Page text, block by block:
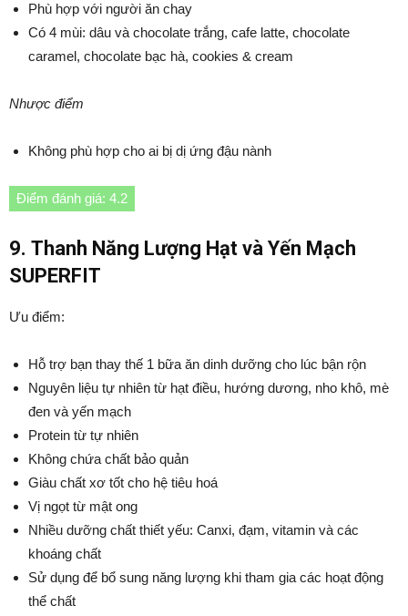
Phù hợp với người ăn chay
Có 4 mùi: dâu và chocolate trắng, cafe latte, chocolate
caramel, chocolate bạc hà, cookies & cream
Nhược điểm
Không phù hợp cho ai bị dị ứng đậu nành
Điểm đánh giá: 4.2
9. Thanh Năng Lượng Hạt và Yến Mạch
SUPERFIT
Ưu điểm:
Hỗ trợ bạn thay thế 1 bữa ăn dinh dưỡng cho lúc bận rộn
Nguyên liệu tự nhiên từ hạt điều, hướng dương, nho khô, mè
đen và yến mạch
Protein từ tự nhiên
Không chứa chất bảo quản
Giàu chất xơ tốt cho hệ tiêu hoá
Vị ngọt từ mật ong
Nhiều dưỡng chất thiết yếu: Canxi, đạm, vitamin và các
khoáng chất
Sử dụng để bổ sung năng lượng khi tham gia các hoạt động
thể chất